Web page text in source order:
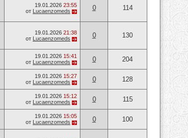
19.01.2026 23:55
от Lucaenzomeds 0 114
19.01.2026 21:38
от Lucaenzomeds 0 130
19.01.2026 15:41
от Lucaenzomeds 0 204
19.01.2026 15:27
от Lucaenzomeds 0 128
19.01.2026 15:12
от Lucaenzomeds 0 115
19.01.2026 15:05
от Lucaenzomeds 0 100